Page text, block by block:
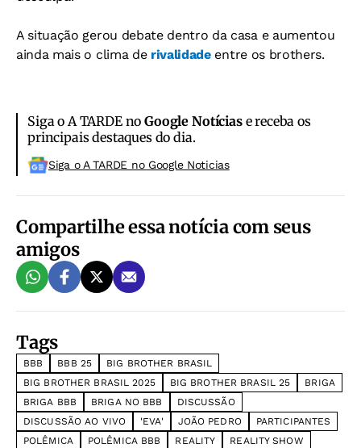
A situação gerou debate dentro da casa e aumentou
ainda mais o clima de rivalidadeentre os brothers.
Siga o A TARDE noGoogle Notíciase receba os
principais destaques do dia.
Siga o A TARDE no Google Noticias
Compartilhe essa notícia com seus
amigos
Tags
BBB BBB 25
BIG BROTHER BRASIL
BIG BROTHER BRASIL 2025
BIG BROTHER BRASIL 25
BRIGA
BRIGA BBB
BRIGA NO BBB
DISCUSSÃO
DISCUSSÃO AO VIVO
'EVA' JOÃO PEDRO
PARTICIPANTES
POLÊMICA
POLÊMICA BBB REALITY REALITY SHOW